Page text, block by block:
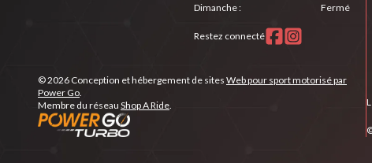
Dimanche: Fermé
Restez connecté
© 2026 Conception et hébergement de sites Web pour sport motorisé par
Power Go
Membre du réseau Shop A Ride